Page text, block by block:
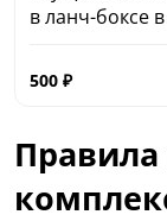
в ланч-боксе
500 ₽